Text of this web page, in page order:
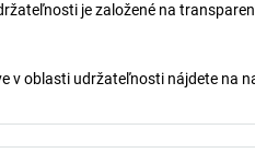
je založené na
v oblasti udržateľnosti nájdete na